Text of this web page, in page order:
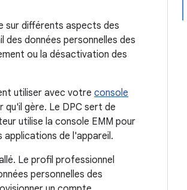
sur différents aspects des
données personnelles des
ou la désactivation des
utiliser avec votre console
qu'il gère. Le DPC sert de
utilise la console EMM pour
de l'appareil.
Le profil professionnel
personnelles des